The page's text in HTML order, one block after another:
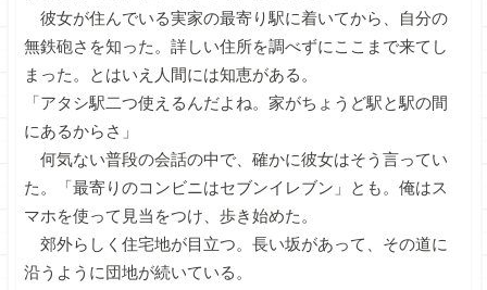
彼女が住んでいる実家の最寄り駅に着いてから、自分の
無鉄砲さを知った。詳しい住所を調べずにここまで来てし
まった。とはいえ人間には知恵がある。
「アタシ駅二つ使えるんだよね。家がちょうど駅と駅の間
にあるからさ」
何気ない普段の会話の中で、確かに彼女はそう言ってい
た。「最寄りのコンビニはセブンイレブン」とも。俺はス
マホを使って見当をつけ、歩き始めた。
郊外らしく住宅地が目立つ。長い坂があって、その道に
沿うように団地が続いている。